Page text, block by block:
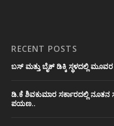
RECENT POSTS
ಬಸ್ ಮತ್ತು ಬೈಕ್ ಡಿಕ್ಕಿ ಸ್ಥಳದಲ್ಲಿ ಮೂವರ
ಡಿ.ಕೆ ಶಿವಕುಮಾರ ಸರ್ಕಾರದಲ್ಲಿ
ಪಯಣ..